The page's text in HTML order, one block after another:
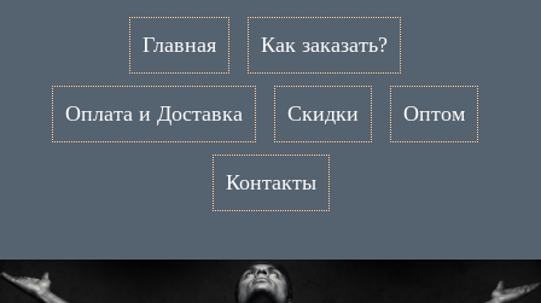
Главная Как заказать?
Оплата и Доставка Скидки Оптом
Контакты